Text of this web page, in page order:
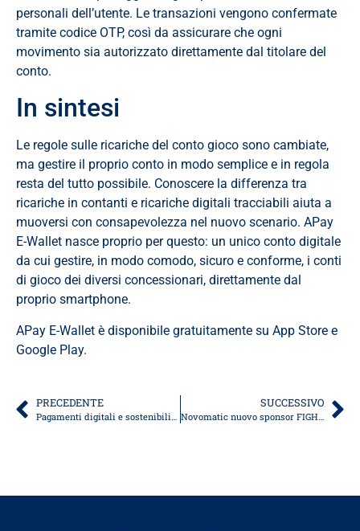
personali dell’utente. Le transazioni vengono confermate
tramite codice OTP, così da assicurare che ogni
movimento sia autorizzato direttamente dal titolare del
conto.
In sintesi
Le regole sulle ricariche del conto gioco sono cambiate,
ma gestire il proprio conto in modo semplice e in regola
resta del tutto possibile. Conoscere la differenza tra
ricariche in contanti e ricariche digitali tracciabili aiuta a
muoversi con consapevolezza nel nuovo scenario. APay
E-Wallet nasce proprio per questo: un unico conto digitale
da cui gestire, in modo comodo, sicuro e conforme, i conti
di gioco dei diversi concessionari, direttamente dal
proprio smartphone.
APay E-Wallet è disponibile gratuitamente su App Store e
Google Play.
PRECEDENTE
Pagamenti digitali e sostenibilità: una scelta che semplifica e riduce gli sprechi
SUCCESSIVO
Novomatic nuovo sponsor FIGH: partnership tra APay E-Wallet e Federazione Italiana Giuoco Handball